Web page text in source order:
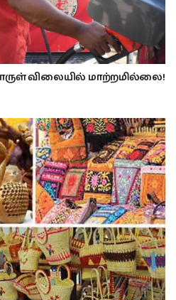
விலையில் மாற்றமில்லை!